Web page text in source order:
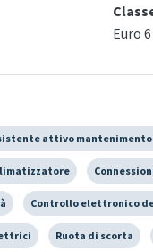
Euro 6
attivo
Controllo elettronico
Ruota di scorta